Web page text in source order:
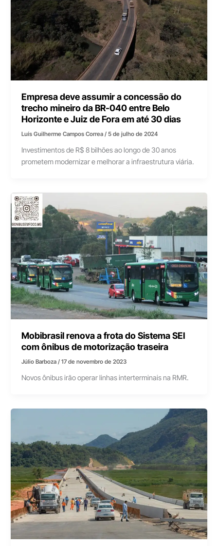
Empresa deve assumir a concessão do
trecho mineiro da BR-040 entre Belo
Horizonte e Juiz de Fora em até 30 dias
Luís Guilherme Campos Correa/5 de julho de 2024
Investimentos de R$ 8 bilhões ao longo de 30 anos
prometem modernizar e melhorar a infraestrutura viária.
Mobibrasil renova a frota do Sistema SEI
com ônibus de motorização traseira
Júlio Barboza/17 de novembro de 2023
Novos ônibus irão operar linhas interterminais na RMR.